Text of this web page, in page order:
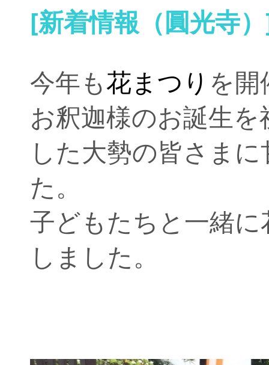
[新着情報（圓光寺
今年も花まつり を
お釈迦様のお誕生
した大勢の皆さま
た。
子どもたちと一緒
しました。